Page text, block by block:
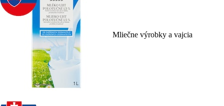
Mliečne výrobky a vajcia